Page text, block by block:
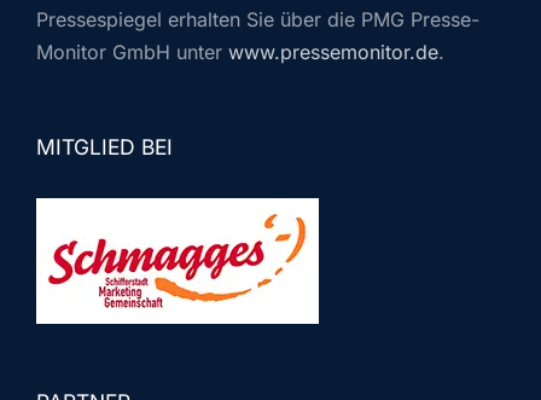
Pressespiegel erhalten Sie über die PMG Presse-
Monitor GmbH unter www.pressemonitor.de.
MITGLIED BEI